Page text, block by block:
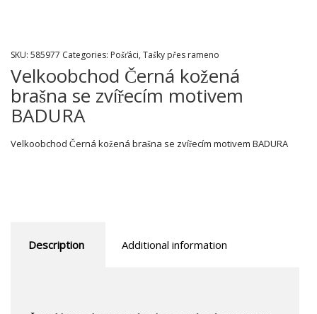
SKU: 585977 Categories: Pošťáci, Tašky přes rameno
Velkoobchod Černá kožená
brašna se zvířecím motivem
BADURA
Velkoobchod Černá kožená brašna se zvířecím motivem BADURA
Description Additional information